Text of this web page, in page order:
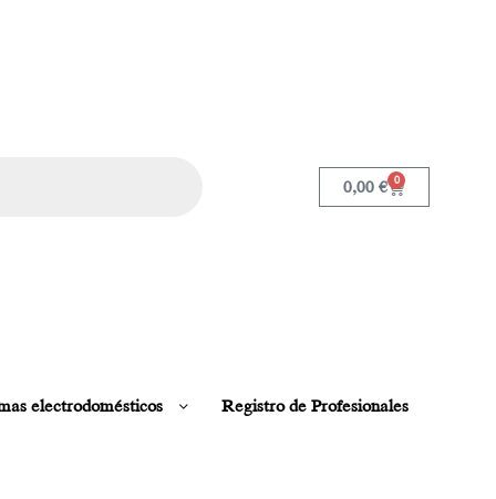
0,00€ 0
electrodomésticos Registro de Profesionales